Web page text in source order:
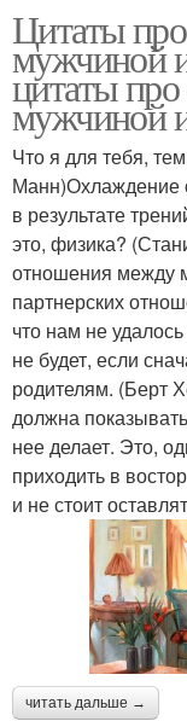
Цитаты
мужчиной
цитаты
мужчиной
Что я для тебя,
Манн)Охлаждение
в результате
это, физика?
отношения между
партнерских
что нам не
не будет, если
родителям. (Берт
должна
нее делает. Это,
приходить в
и не стоит
читать дальше →